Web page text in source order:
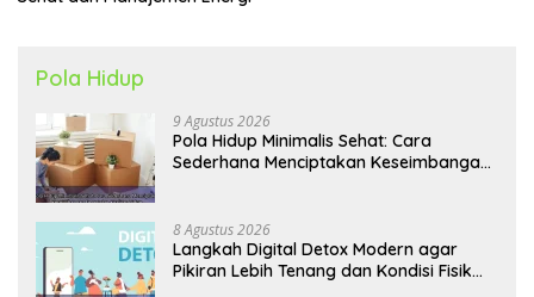
Pola Hidup
9 Agustus 2026
Pola Hidup Minimalis Sehat: Cara
Sederhana Menciptakan Keseimbangan
8 Agustus 2026
Langkah Digital Detox Modern agar
Pikiran Lebih Tenang dan Kondisi Fisik